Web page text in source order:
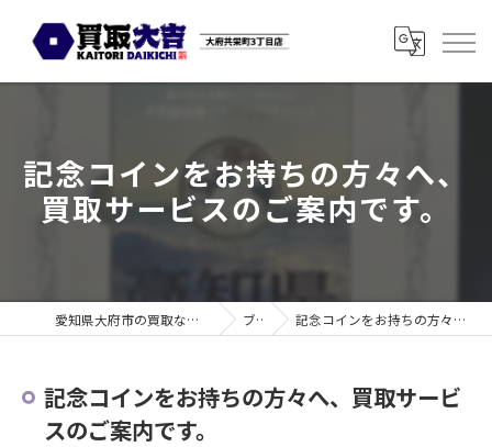
記念コインをお持ちの方々へ、
買取サービスのご案内です。
愛知県大府市の買取なら買取大吉 大府共栄町3丁目店 ブログ 記念コインをお持ちの方々へ、買取サービスのご案内です。
記念コインをお持ちの方々へ、買取サービ
スのご案内です。